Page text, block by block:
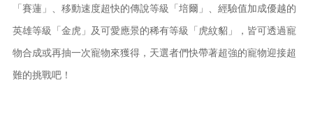
「賽蓮」、移動速度超快的傳說等級「培爾」、經驗值加成優越的
英雄等級「金虎」及可愛應景的稀有等級「虎紋貂」，皆可透過寵
物合成或再抽一次寵物來獲得，天選者們快帶著超強的寵物迎接超
難的挑戰吧！